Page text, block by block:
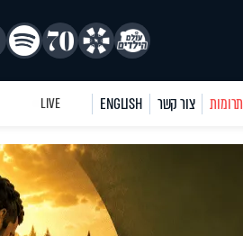
תרומות צור קשר ENGLISH
LIVE